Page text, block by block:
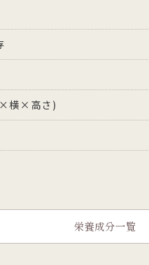
横×高さ)
栄養成分一覧